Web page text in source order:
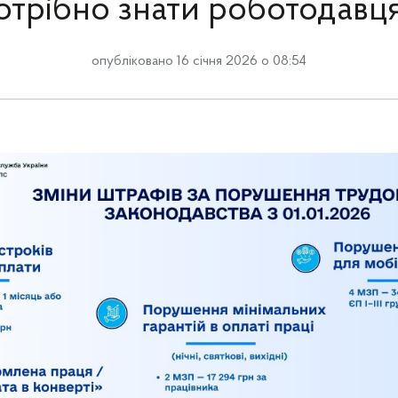
знати
опубліковано 16 січня 2026 о 08:54